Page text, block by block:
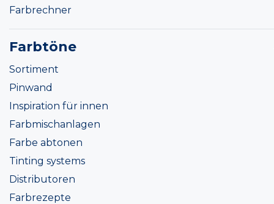
Farbrechner
Farbtöne
Sortiment
Pinwand
Inspiration für innen
Farbmischanlagen
Farbe abtonen
Tinting systems
Distributoren
Farbrezepte